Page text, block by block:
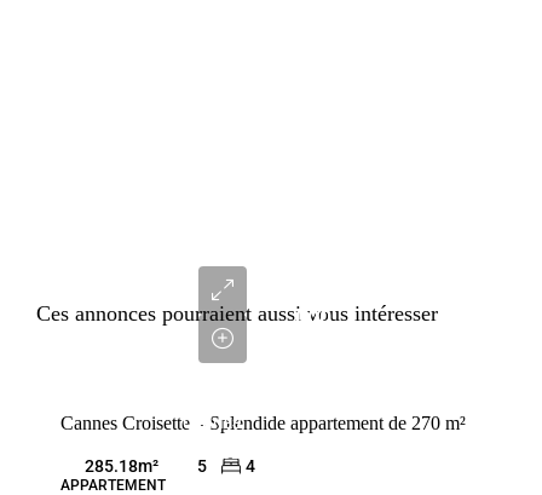
Ces annonces pourraient aussi vous intéresser
CANNES
FRANCE
000
Cannes Croisette – Splendide appartement de 270 m²
285.18m² 5 4
APPARTEMENT